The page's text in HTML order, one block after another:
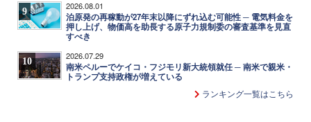
9 2026.08.01
泊原発の再稼動が27年末以降にずれ込む可能性 ─ 電気料金を
押し上げ、物価高を助長する原子力規制委の審査基準を見直
すべき
10 2026.07.29
南米ペルーでケイコ・フジモリ新大統領就任 ─ 南米で親米・
トランプ支持政権が増えている
ランキング一覧はこちら